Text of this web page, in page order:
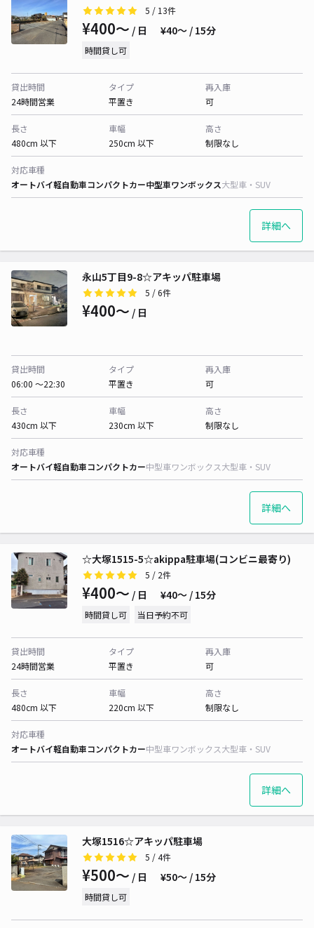
5 / 13件
¥400〜 / 日 ¥40〜 / 15分
時間貸し可
貸出時間
24時間営業
タイプ
平置き
再入庫
可
長さ
480cm 以下
車幅
250cm 以下
高さ
制限なし
対応車種
オートバイ軽自動車コンパクトカー中型車ワンボックス大型車・SUV
詳細へ
永山5丁目9-8☆アキッパ駐車場
5 / 6件
¥400〜 / 日
貸出時間
06:00 〜22:30
タイプ
平置き
再入庫
可
長さ
430cm 以下
車幅
230cm 以下
高さ
制限なし
対応車種
オートバイ軽自動車コンパクトカー中型車ワンボックス大型車・SUV
詳細へ
☆大塚1515-5☆akippa駐車場(コンビニ最寄り)
5 / 2件
¥400〜 / 日 ¥40〜 / 15分
時間貸し可 当日予約不可
貸出時間
24時間営業
タイプ
平置き
再入庫
可
長さ
480cm 以下
車幅
220cm 以下
高さ
制限なし
対応車種
オートバイ軽自動車コンパクトカー中型車ワンボックス大型車・SUV
詳細へ
大塚1516☆アキッパ駐車場
5 / 4件
¥500〜 / 日 ¥50〜 / 15分
時間貸し可